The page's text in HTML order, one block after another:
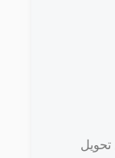
تحويل